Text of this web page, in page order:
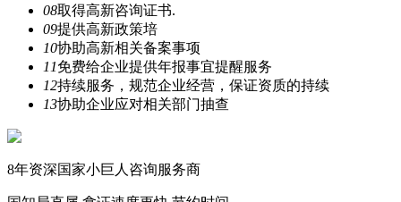
08取得高新咨询证书.
09提供高新政策培
10协助高新相关备案事项
11免费给企业提供年报事宜提醒服务
12持续服务，规范企业经营，保证资质的持续
13协助企业应对相关部门抽查
8年资深国家小巨人咨询服务商